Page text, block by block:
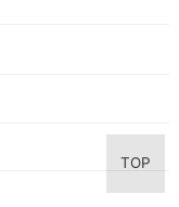
TOP